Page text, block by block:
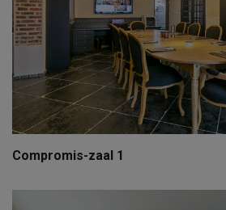
Compromis-zaal 1